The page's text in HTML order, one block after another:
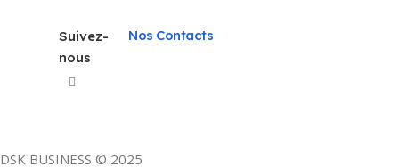
TAILLE DU DISQUE DUR
Suivez-
nous
Nos Contacts
DSK BUSINESS © 2025